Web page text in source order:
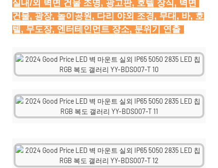
실내/외 벽면 건물 조명, 광고판, 호텔 장식, 벽면
건물, 광장, 놀이공원, 다리 야외 조경, 무대, 바, 호
텔, 무도장, 엔터테인먼트 장소, 분위기 연출